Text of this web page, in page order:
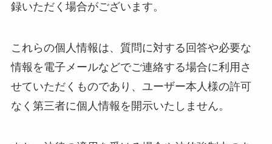
録いただく場合がございます。
これらの個人情報は、質問に対する回答や必要な
情報を電子メールなどでご連絡する場合に利用さ
せていただくものであり、ユーザー本人様の許可
なく第三者に個人情報を開示いたしません。